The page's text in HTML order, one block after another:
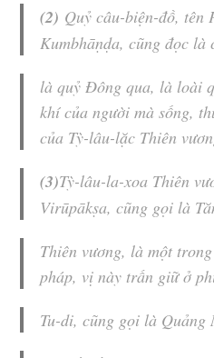
(2) Quỷcâu-biện-đồ, tên
Kumbhāṇḍa, cũng đọc là
là quỷ Đông qua, là loài
khí của người mà sống,
của Tỳ-lâu-lặc Thiên
(3)Tỳ-lâu-la-xoa Thiên
Virūpākṣa, cũng gọi là
Thiên vương, là một
pháp, vị này trấn giữ ở
Tu-di, cũng gọi là Quảng